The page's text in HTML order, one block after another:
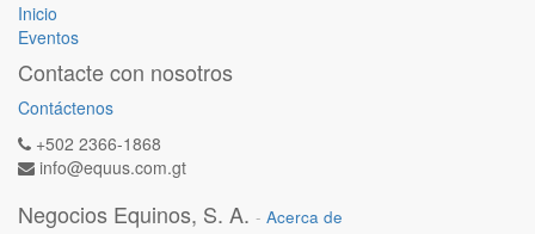
Inicio
Eventos
Contacte con nosotros
Contáctenos
+502 2366-1868
info@equus.com.gt
Negocios Equinos, S. A. - Acerca de